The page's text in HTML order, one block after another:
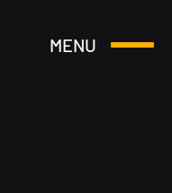
MENU
Otwórz